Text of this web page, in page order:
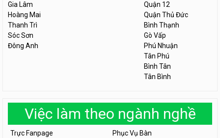
Gia Lâm
Hoàng Mai
Thanh Trì
Sóc Sơn
Đông Anh
Quận 12
Quận Thủ Đức
Bình Thạnh
Gò Vấp
Phú Nhuận
Tân Phú
Bình Tân
Tân Bình
Việc làm theo ngành nghề
Trực Fanpage
Phục Vụ Bàn